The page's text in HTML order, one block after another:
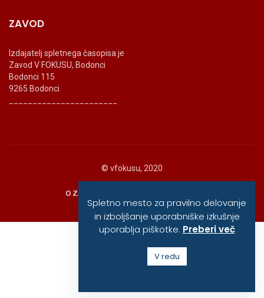
ZAVOD
Izdajatelj spletnega časopisa je
Zavod V FOKUSU, Bodonci
Bodonci 115
9265 Bodonci
© vfokusu, 2020
O ZAVODU
Spletno mesto za pravilno delovanje
in izboljšanje uporabniške izkušnje
uporablja piškotke. Preberi več
V redu